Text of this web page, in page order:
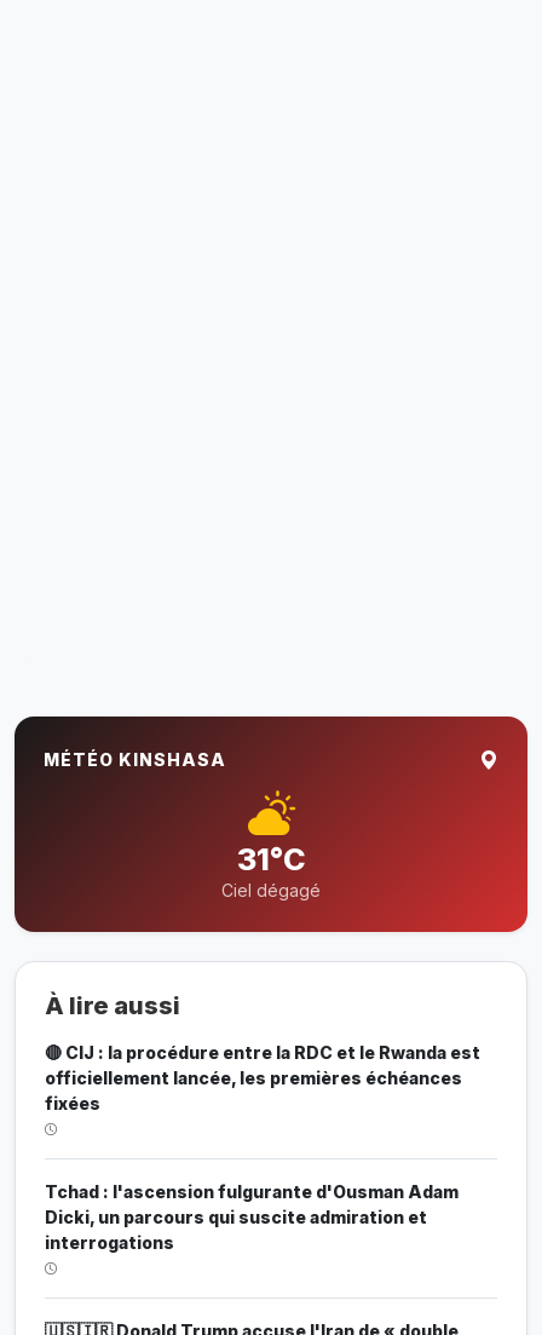
MÉTÉO KINSHASA
31°C
Ciel dégagé
À lire aussi
🔴 CIJ : la procédure entre la RDC et le Rwanda est
officiellement lancée, les premières échéances
fixées
Tchad : l'ascension fulgurante d'Ousman Adam
Dicki, un parcours qui suscite admiration et
interrogations
🇺🇸🇮🇷 Donald Trump accuse l'Iran de « double